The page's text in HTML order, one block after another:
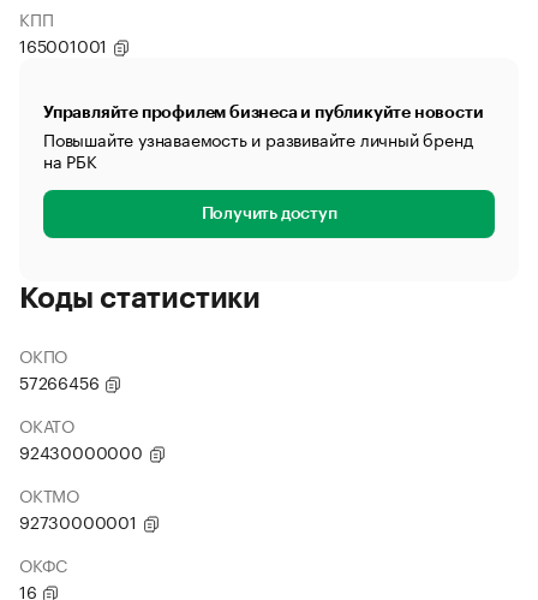
КПП
165001001
Управляйте профилем бизнеса и публикуйте новости
Повышайте узнаваемость и развивайте личный бренд
на РБК
Получить доступ
Коды статистики
ОКПО
57266456
ОКАТО
92430000000
ОКТМО
92730000001
ОКФС
16